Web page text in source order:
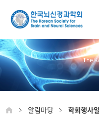
The
알림마당 학회행사